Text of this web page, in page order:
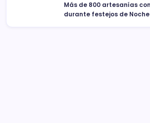
Más de 800 artesanías
durante festejos de